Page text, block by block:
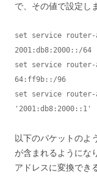
で、その値で設定し
set service
2001:db8:2000::/64
set service
64:ff9b::/96
set service router-
'2001:db8:2000::1'
以下のパケットのよ
が含まれるようにな
アドレスに変換でき